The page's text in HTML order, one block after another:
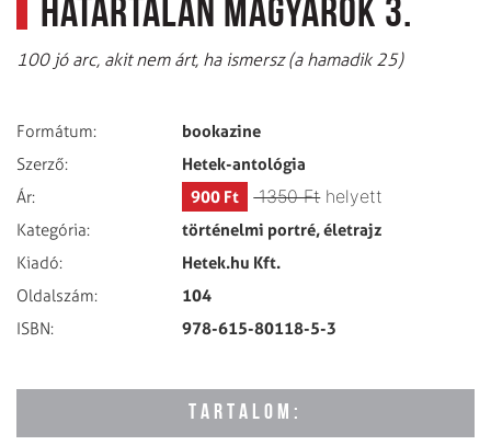
Határtalan magyarok 3.
100 jó arc, akit nem árt, ha ismersz (a hamadik 25)
Formátum: bookazine
Szerző: Hetek-antológia
Ár: 900 Ft 1350 Fthelyett
Kategória: történelmi portré, életrajz
Kiadó: Hetek.hu Kft.
Oldalszám: 104
ISBN: 978-615-80118-5-3
TARTALOM: